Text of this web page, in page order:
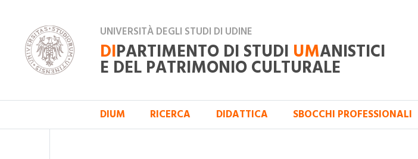
UNIVERSITÀ DEGLI STUDI DI UDINE
DIPARTIMENTO DI STUDI UMANISTICI
E DEL PATRIMONIO CULTURALE
DIUM RICERCA DIDATTICA SBOCCHI PROFESSIONALI